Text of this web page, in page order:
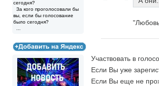
сегодня?
За кого проголосовали бы
вы, если бы голосование
было сегодня?
Участвовать в
Если Вы уже
Если Вы еще не